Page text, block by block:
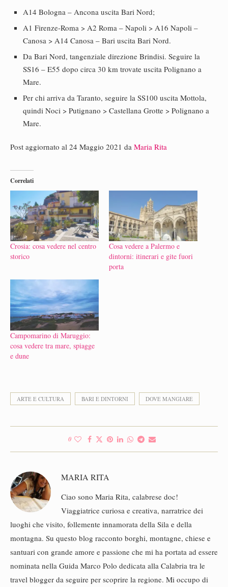
A14 Bologna – Ancona uscita Bari Nord;
A1 Firenze-Roma > A2 Roma – Napoli > A16 Napoli –
Canosa > A14 Canosa – Bari uscita Bari Nord.
Da Bari Nord, tangenziale direzione Brindisi. Seguire la
SS16 – E55 dopo circa 30 km trovate uscita Polignano a
Mare.
Per chi arriva da Taranto, seguire la SS100 uscita Mottola,
quindi Noci > Putignano > Castellana Grotte > Polignano a
Mare.
Post aggiornato al 24 Maggio 2021 da Maria Rita
Correlati
Crosia: cosa vedere nel centro
storico
Cosa vedere a Palermo e
dintorni: itinerari e gite fuori
porta
Campomarino di Maruggio:
cosa vedere tra mare, spiagge
e dune
ARTE E CULTURA BARI E DINTORNI DOVE MANGIARE
0
MARIA RITA
Ciao sono Maria Rita, calabrese doc!
Viaggiatrice curiosa e creativa, narratrice dei
luoghi che visito, follemente innamorata della Sila e della
montagna. Su questo blog racconto borghi, montagne, chiese e
santuari con grande amore e passione che mi ha portata ad essere
nominata nella Guida Marco Polo dedicata alla Calabria tra le
travel blogger da seguire per scoprire la regione. Mi occupo di